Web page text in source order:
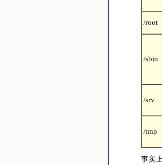
/root
/sbin
/srv
/tmp
事实